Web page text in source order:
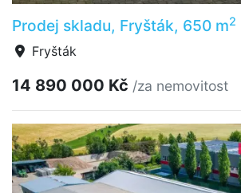
Prodej skladu, Fryšták, 650 m2
Fryšták
14 890 000 Kč /za nemovitost